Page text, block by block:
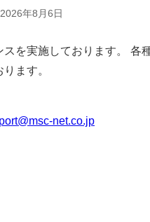
2026年8月6日
を実施しております。 各
ます。
net.co.jp